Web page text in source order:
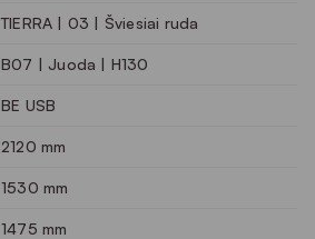
TIERRA | 03 | Šviesiai ruda
B07 | Juoda | H130
BE USB
2120 mm
1530 mm
1475 mm